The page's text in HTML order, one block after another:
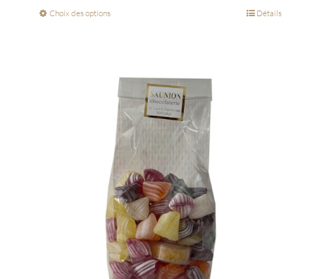
Choix des options Détails